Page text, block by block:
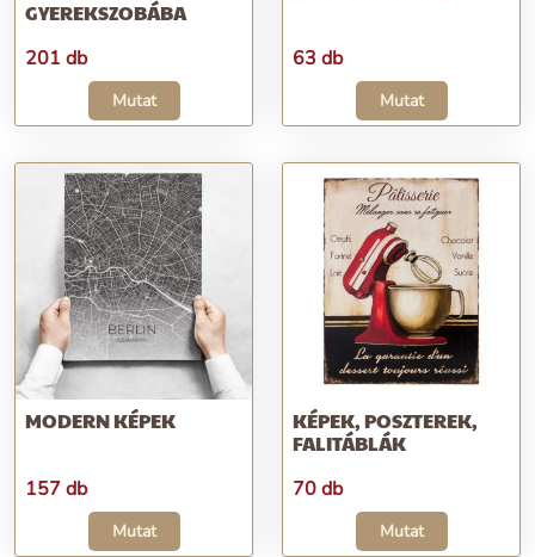
GYEREKSZOBÁBA
201 db
Mutat
63 db
Mutat
MODERN KÉPEK
157 db
Mutat
KÉPEK, POSZTEREK,
FALITÁBLÁK
70 db
Mutat